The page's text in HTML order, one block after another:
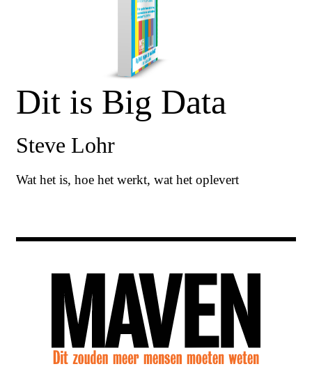
Dit is Big Data
Steve Lohr
Wat het is, hoe het werkt, wat het oplevert